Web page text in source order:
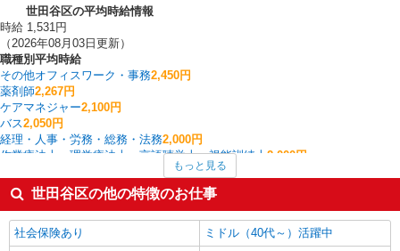
世田谷区の平均時給情報
時給 1,531円
（2026年08月03日更新）
職種別平均時給
その他オフィスワーク・事務2,450円
薬剤師2,267円
ケアマネジャー2,100円
バス2,050円
経理・人事・労務・総務・法務2,000円
作業療法士・理学療法士・言語聴覚士・視能訓練士 2,000円
WEBデザイナー・コーダー・WEBオペレーター
WEBディレクター・WEBプロデューサー
看護師・保健師・看護助手・助産師1,820円
世田谷区の他の職種の平均時給を見る
もっと見る
世田谷区の他の特徴のお仕事
社会保険あり
ミドル（40代～）活躍中